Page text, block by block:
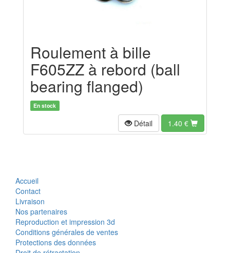
Roulement à bille
F605ZZ à rebord (ball
bearing flanged)
En stock
Détail 1.40 €
Accueil
Contact
Livraison
Nos partenaires
Reproduction et impression 3d
Conditions générales de ventes
Protections des données